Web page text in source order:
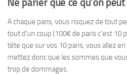
Ne parier que ce qu’on
A chaque paris, vous risquez de tout
tout d’un coup (100€ de paris c’est 10
tête que sur vos 10 paris, vous allez
mettez donc que les sommes que
trop de dommages.